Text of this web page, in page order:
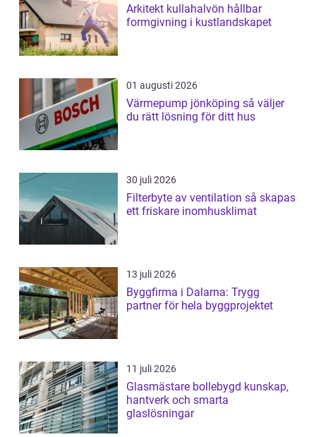
Arkitekt kullahalvön hållbar
formgivning i kustlandskapet
01 augusti 2026
Värmepump jönköping så väljer
du rätt lösning för ditt hus
30 juli 2026
Filterbyte av ventilation så skapas
ett friskare inomhusklimat
13 juli 2026
Byggfirma i Dalarna: Trygg
partner för hela byggprojektet
11 juli 2026
Glasmästare bollebygd kunskap,
hantverk och smarta
glaslösningar